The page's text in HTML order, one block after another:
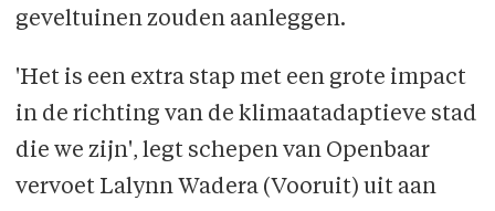
geveltuinen zouden aanleggen.
'Het is een extra stap met een grote impact
in de richting van de klimaatadaptieve stad
die we zijn', legt schepen van Openbaar
vervoet Lalynn Wadera (Vooruit) uit aan